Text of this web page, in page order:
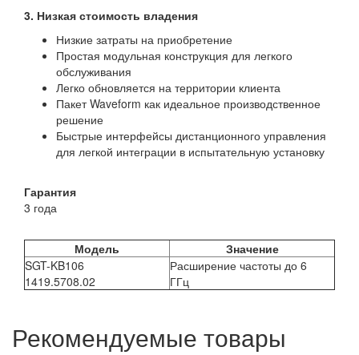
3. Низкая стоимость владения
Низкие затраты на приобретение
Простая модульная конструкция для легкого
обслуживания
Легко обновляется на территории клиента
Пакет Waveform как идеальное производственное
решение
Быстрые интерфейсы дистанционного управления
для легкой интеграции в испытательную установку
Гарантия
3 года
Модель
Значение
SGT-KB106
1419.5708.02
Расширение частоты до 6
ГГц
Рекомендуемые товары